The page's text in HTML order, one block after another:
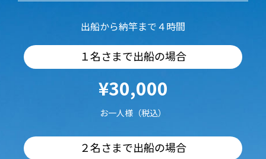
出船から納竿まで４時間
１名さまで出船の場合
¥30,000
お一人様（税込）
２名さまで出船の場合